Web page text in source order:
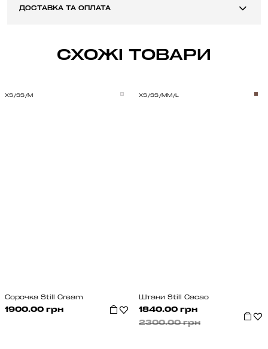
ДОСТАВКА ТА ОПЛАТА
СХОЖІ ТОВАРИ
XS/SS/M
Сорочка Still Cream
1900.00 грн
XS/SS/M M/L
Штани Still Cacao
1840.00 грн
2300.00 грн